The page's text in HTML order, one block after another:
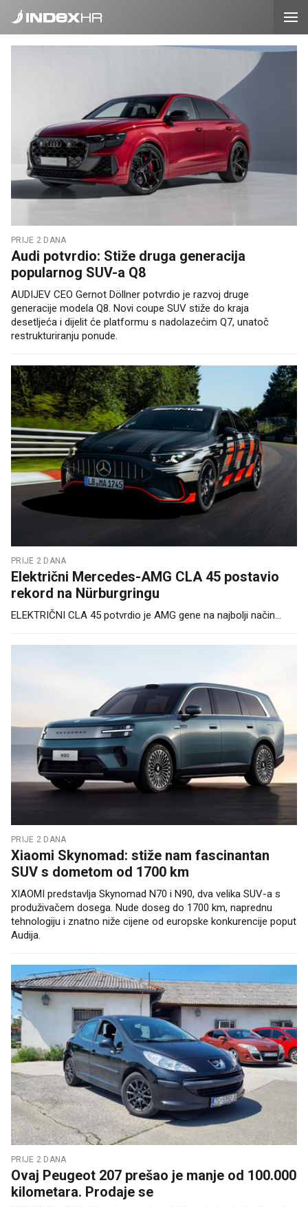
PRIJE 2 DANA
Audi potvrdio: Stiže druga generacija
popularnog SUV-a Q8
AUDIJEV CEO Gernot Döllner potvrdio je razvoj druge
generacije modela Q8. Novi coupe SUV stiže do kraja
desetljeća i dijelit će platformu s nadolazećim Q7, unatoč
restrukturiranju ponude.
PRIJE 2 DANA
Električni Mercedes-AMG CLA 45 postavio
rekord na Nürburgringu
ELEKTRIČNI CLA 45 potvrdio je AMG gene na najbolji način...
PRIJE 2 DANA
Xiaomi Skynomad: stiže nam fascinantan
SUV s dometom od 1700 km
XIAOMI predstavlja Skynomad N70 i N90, dva velika SUV-a s
produživačem dosega. Nude doseg do 1700 km, naprednu
tehnologiju i znatno niže cijene od europske konkurencije poput
Audija.
PRIJE 2 DANA
Ovaj Peugeot 207 prešao je manje od 100.000
kilometara. Prodaje se